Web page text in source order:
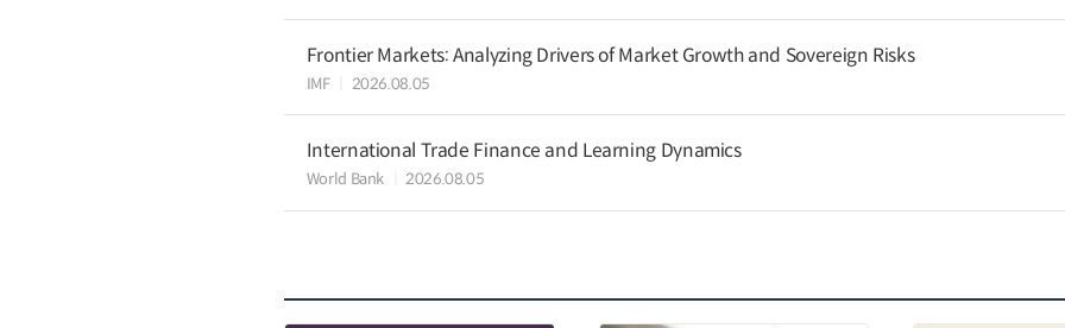
Frontier Markets: Analyzing Drivers of Market Growth and Sovereign Risks
IMF 2026.08.05
International Trade Finance and Learning Dynamics
World Bank 2026.08.05